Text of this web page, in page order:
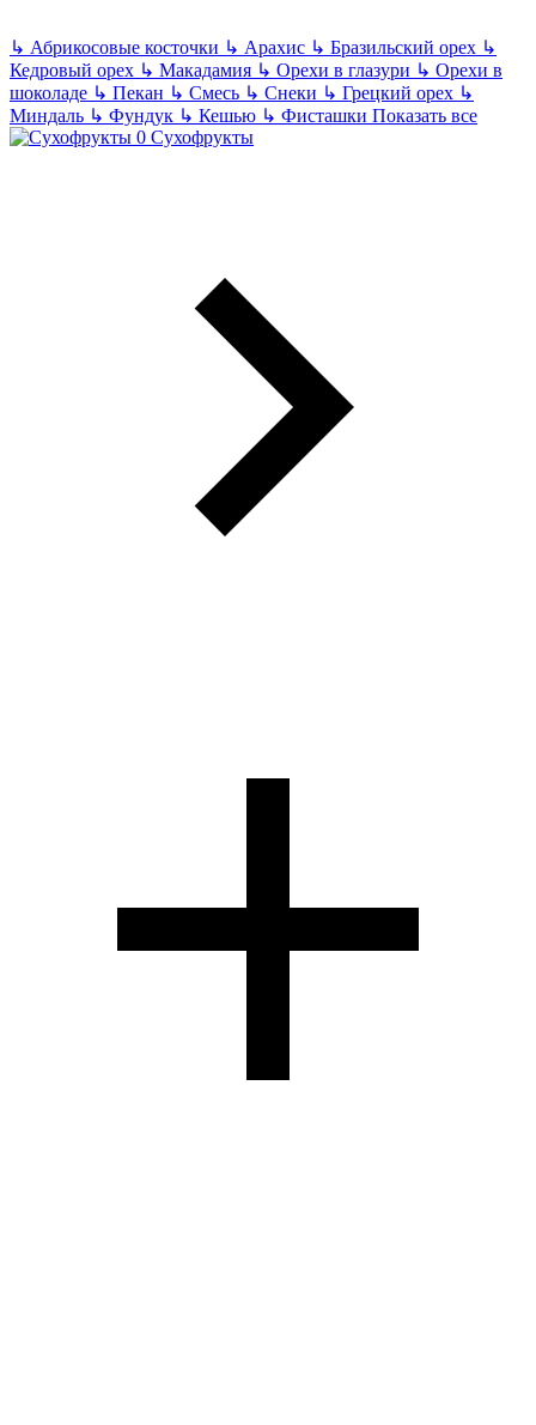
↳ Абрикосовые косточки ↳ Арахис ↳ Бразильский орех ↳
Кедровый орех ↳ Макадамия ↳ Орехи в глазури ↳ Орехи в
шоколаде ↳ Пекан ↳ Смесь ↳ Снеки ↳ Грецкий орех ↳
Миндаль ↳ Фундук ↳ Кешью ↳ Фисташки Показать все
Сухофрукты